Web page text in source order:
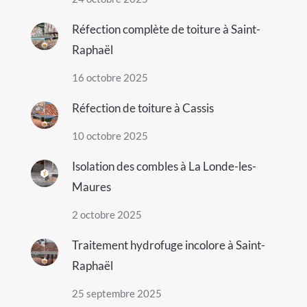
Réfection complète de toiture à Saint-
Raphaël
16 octobre 2025
Réfection de toiture à Cassis
10 octobre 2025
Isolation des combles à La Londe-les-
Maures
2 octobre 2025
Traitement hydrofuge incolore à Saint-
Raphaël
25 septembre 2025